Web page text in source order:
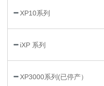
XP10系列
iXP 系列
XP3000系列(已停产）